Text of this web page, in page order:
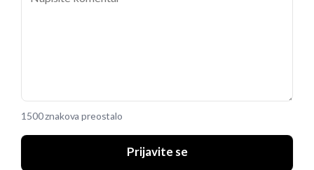
1500 znakova preostalo
Prijavite se